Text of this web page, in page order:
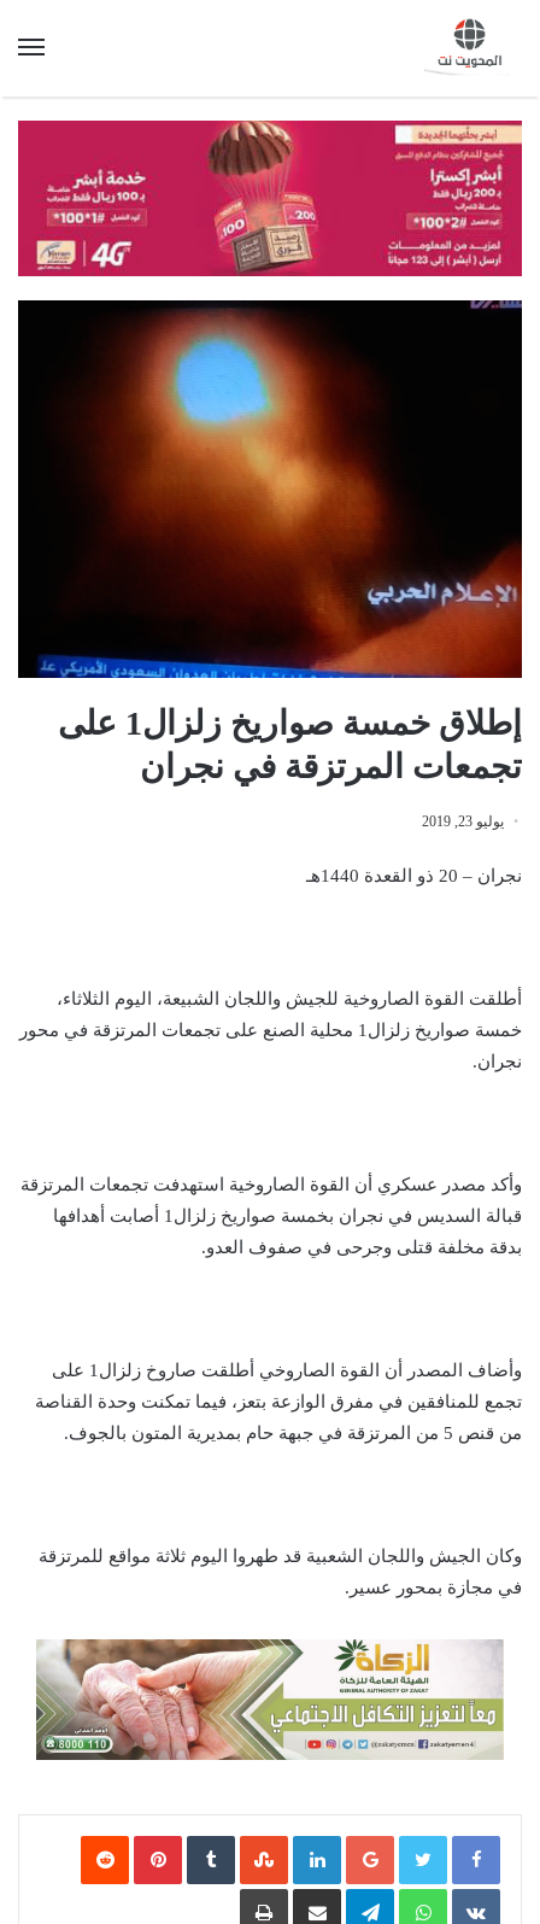
إطلاق خمسة صواريخ زلزال1 على
تجمعات المرتزقة في نجران
يوليو 23, 2019
نجران – 20 ذو القعدة 1440هـ
أطلقت القوة الصاروخية للجيش واللجان الشبيعة، اليوم الثلاثاء،
خمسة صواريخ زلزال1 محلية الصنع على تجمعات المرتزقة في محور
نجران.
وأكد مصدر عسكري أن القوة الصاروخية استهدفت تجمعات المرتزقة
قبالة السديس في نجران بخمسة صواريخ زلزال1 أصابت أهدافها
بدقة مخلفة قتلى وجرحى في صفوف العدو.
وأضاف المصدر أن القوة الصاروخي أطلقت صاروخ زلزال1 على
تجمع للمنافقين في مفرق الوازعة بتعز، فيما تمكنت وحدة القناصة
من قنص 5 من المرتزقة في جبهة حام بمديرية المتون بالجوف.
وكان الجيش واللجان الشعبية قد طهروا اليوم ثلاثة مواقع للمرتزقة
في مجازة بمحور عسير.
Google+
LinkedIn
‏StumbleUpon
‏VKontakte
WhatsApp
Telegram مشاركة عبر البريد طباعة